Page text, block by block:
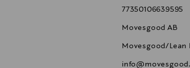
77350106639595
Movesgood AB
Movesgood/Lean